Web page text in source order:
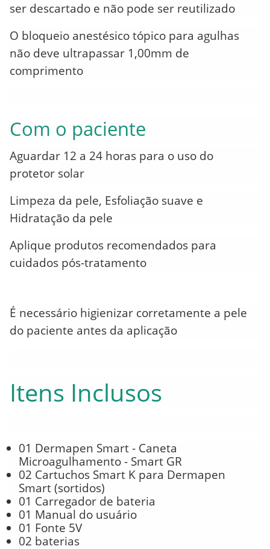
ser descartado e não pode ser reutilizado
O bloqueio anestésico tópico para agulhas
não deve ultrapassar 1,00mm de
comprimento
Com o paciente
Aguardar 12 a 24 horas para o uso do
protetor solar
Limpeza da pele, Esfoliação suave e
Hidratação da pele
Aplique produtos recomendados para
cuidados pós-tratamento
É necessário higienizar corretamente a pele
do paciente antes da aplicação
Itens Inclusos
01 Dermapen Smart - Caneta
Microagulhamento - Smart GR
02 Cartuchos Smart K para Dermapen
Smart (sortidos)
01 Carregador de bateria
01 Manual do usuário
01 Fonte 5V
02 baterias